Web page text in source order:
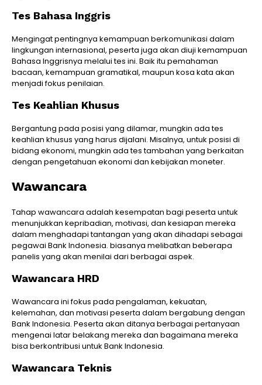
Tes Bahasa Inggris
Mengingat pentingnya kemampuan berkomunikasi dalam
lingkungan internasional, peserta juga akan diuji kemampuan
Bahasa Inggrisnya melalui tes ini. Baik itu pemahaman
bacaan, kemampuan gramatikal, maupun kosa kata akan
menjadi fokus penilaian.
Tes Keahlian Khusus
Bergantung pada posisi yang dilamar, mungkin ada tes
keahlian khusus yang harus dijalani. Misalnya, untuk posisi di
bidang ekonomi, mungkin ada tes tambahan yang berkaitan
dengan pengetahuan ekonomi dan kebijakan moneter.
Wawancara
Tahap wawancara adalah kesempatan bagi peserta untuk
menunjukkan kepribadian, motivasi, dan kesiapan mereka
dalam menghadapi tantangan yang akan dihadapi sebagai
pegawai Bank Indonesia. biasanya melibatkan beberapa
panelis yang akan menilai dari berbagai aspek.
Wawancara HRD
Wawancara ini fokus pada pengalaman, kekuatan,
kelemahan, dan motivasi peserta dalam bergabung dengan
Bank Indonesia. Peserta akan ditanya berbagai pertanyaan
mengenai latar belakang mereka dan bagaimana mereka
bisa berkontribusi untuk Bank Indonesia.
Wawancara Teknis